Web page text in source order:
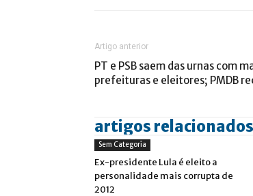
Artigo anterior
PT e PSB saem das urnas com
prefeituras e eleitores; PMDB
artigos relacionados
Sem Categoria
Ex-presidente Lula é eleito a
personalidade mais corrupta de
2012